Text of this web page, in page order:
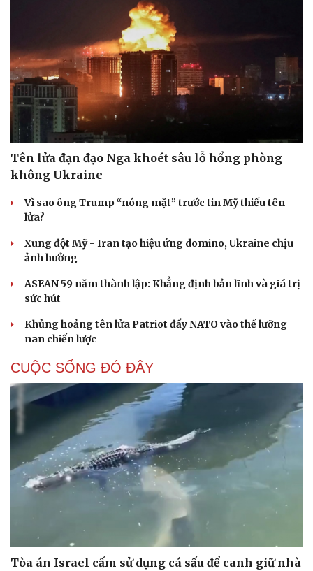
Du lịch
Tư vấn
Săn Tour
check-in
Podcast
Đọc truyện đêm khuya
Cửa sổ tình yêu
Tên lửa đạn đạo Nga khoét sâu lỗ hổng phòng
không Ukraine
Vì sao ông Trump “nóng mặt” trước tin Mỹ thiếu tên
lửa?
Xung đột Mỹ - Iran tạo hiệu ứng domino, Ukraine chịu
ảnh hưởng
ASEAN 59 năm thành lập: Khẳng định bản lĩnh và giá trị
sức hút
Khủng hoảng tên lửa Patriot đẩy NATO vào thế lưỡng
nan chiến lược
CUỘC SỐNG ĐÓ ĐÂY
Tòa án Israel cấm sử dụng cá sấu để canh giữ nhà